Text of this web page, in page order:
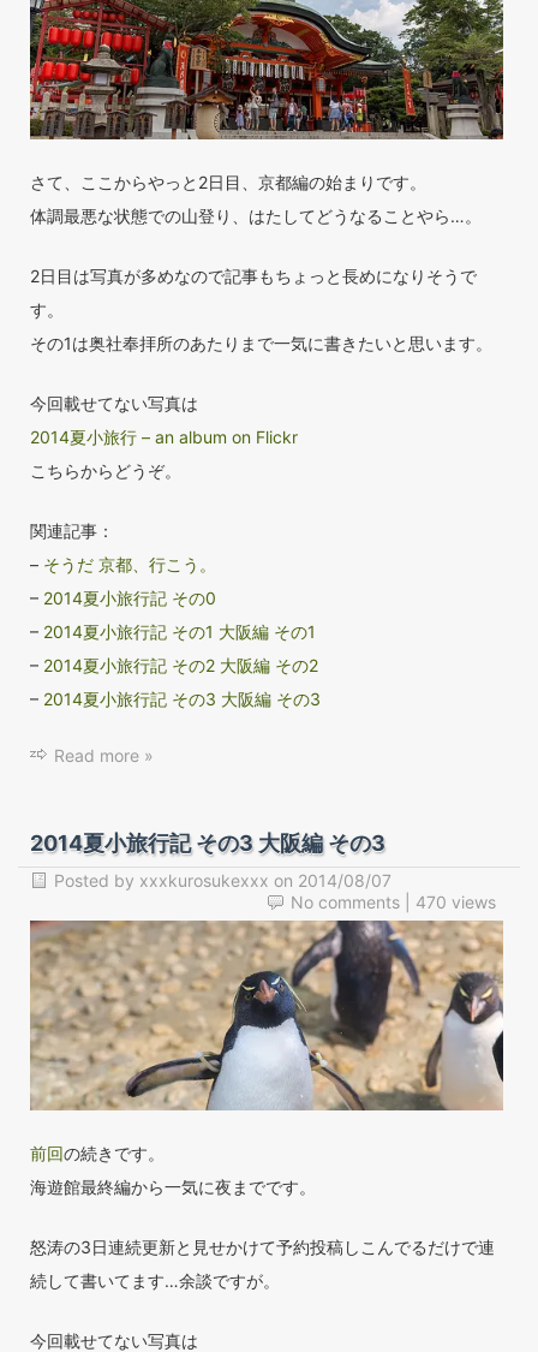
さて、ここからやっと2日目、京都編の始まりです。
体調最悪な状態での山登り、はたしてどうなることやら…。
2日目は写真が多めなので記事もちょっと長めになりそうで
す。
その1は奥社奉拝所のあたりまで一気に書きたいと思います。
今回載せてない写真は
2014夏小旅行 – an album on Flickr
こちらからどうぞ。
関連記事：
– そうだ 京都、行こう。
– 2014夏小旅行記 その0
– 2014夏小旅行記 その1 大阪編 その1
– 2014夏小旅行記 その2 大阪編 その2
– 2014夏小旅行記 その3 大阪編 その3
Read more »
2014夏小旅行記 その3 大阪編 その3
Posted by xxxkurosukexxx on 2014/08/07
No comments | 470 views
前回の続きです。
海遊館最終編から一気に夜までです。
怒涛の3日連続更新と見せかけて予約投稿しこんでるだけで連
続して書いてます…余談ですが。
今回載せてない写真は